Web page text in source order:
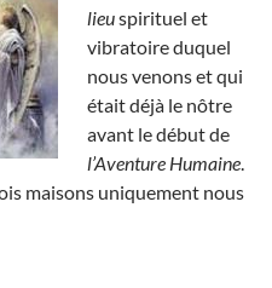
lieuspirituel et
vibratoire duquel
nous venons et qui
était déjà le nôtre
avant le début de
l’Aventure Humaine
maisons uniquement nous